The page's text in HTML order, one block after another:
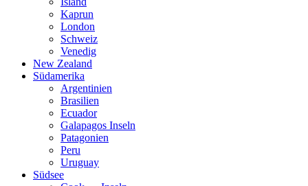
Kaprun
London
Schweiz
Venedig
New Zealand
Südamerika
Argentinien
Brasilien
Ecuador
Galapagos Inseln
Patagonien
Peru
Uruguay
Südsee